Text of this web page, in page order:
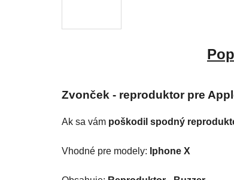
Zvonček - reproduktor pre
Ak sa vám poškodil spodný
Vhodné pre modely: Iphone X